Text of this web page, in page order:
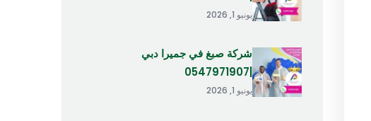
يونيو 1, 2026
شركة صبغ في جميرا دبي
يونيو 1, 2026